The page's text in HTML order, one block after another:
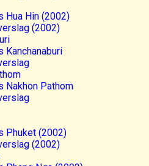
Hua Hin (2002)
(2002)
Kanchanaburi
Nakhon Pathom
Phuket (2002)
(2002)